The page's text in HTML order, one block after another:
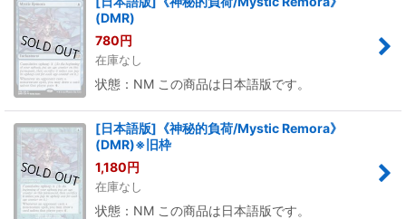
(DMR)
780円
在庫なし
状態：NM この商品は日本語版です。
[日本語版]《神秘的負荷/Mystic Remora》
(DMR)※旧枠
1,180円
在庫なし
状態：NM この商品は日本語版です。